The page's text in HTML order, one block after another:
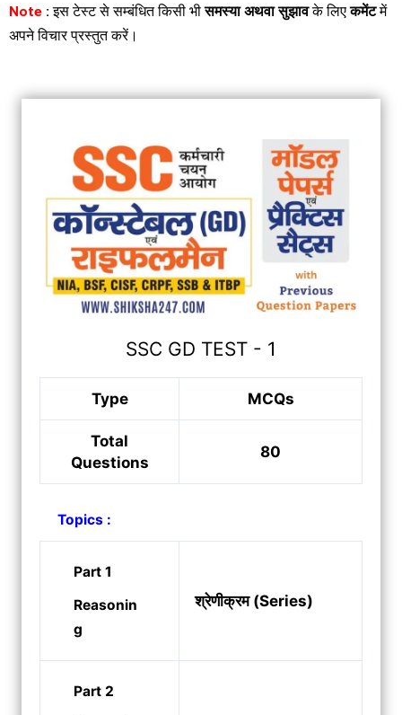
Note : इस टेस्ट से सम्बंधित किसी भीसमस्या अथवा सुझावके लिएकमेंटमें
अपने विचार प्रस्तुत करें।
SSC GD TEST - 1
Type MCQs
Total
Questions
80
Topics :
Part 1
Reasonin
g
श्रेणीक्रम (Series)
Part 2